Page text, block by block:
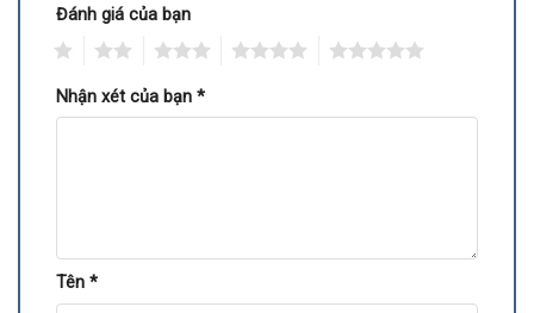
Đánh giá của bạn
Nhận xét của bạn *
Tên *